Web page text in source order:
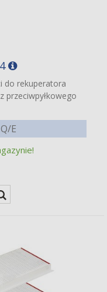
do rekuperatora
przeciwpyłkowego
E